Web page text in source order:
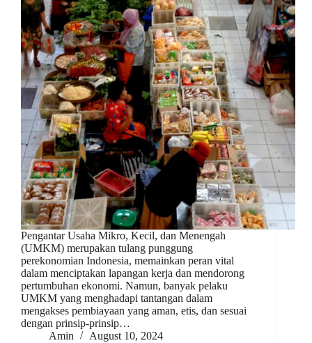
Pengantar Usaha Mikro, Kecil, dan Menengah
(UMKM) merupakan tulang punggung
perekonomian Indonesia, memainkan peran vital
dalam menciptakan lapangan kerja dan mendorong
pertumbuhan ekonomi. Namun, banyak pelaku
UMKM yang menghadapi tantangan dalam
mengakses pembiayaan yang aman, etis, dan sesuai
dengan prinsip-prinsip…
Amin
August 10, 2024